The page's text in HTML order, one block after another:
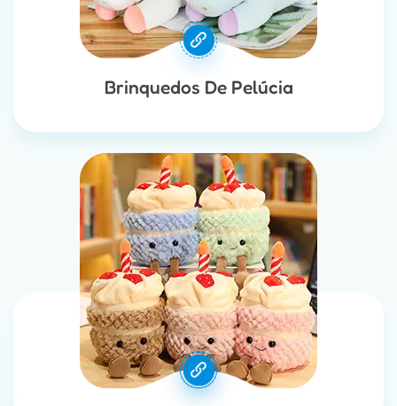
Brinquedos De Pelúcia